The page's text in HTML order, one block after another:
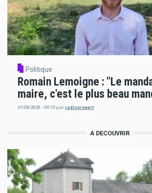
Politique
Romain Lemoigne : "Le
maire, c'est le plus beau
01/08/2026 - 09:55parradioprevert
A DECOUVRIR